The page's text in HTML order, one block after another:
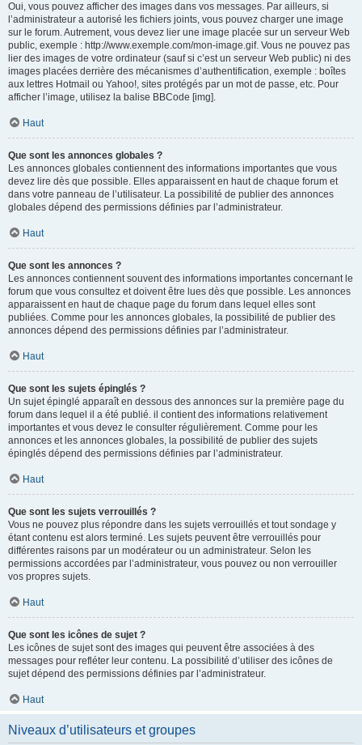
Oui, vous pouvez afficher des images dans vos messages. Par ailleurs, si
l’administrateur a autorisé les fichiers joints, vous pouvez charger une image
sur le forum. Autrement, vous devez lier une image placée sur un serveur Web
public, exemple : http://www.exemple.com/mon-image.gif. Vous ne pouvez pas
lier des images de votre ordinateur (sauf si c’est un serveur Web public) ni des
images placées derrière des mécanismes d’authentification, exemple : boîtes
aux lettres Hotmail ou Yahoo!, sites protégés par un mot de passe, etc. Pour
afficher l’image, utilisez la balise BBCode [img].
Haut
Que sont les annonces globales ?
Les annonces globales contiennent des informations importantes que vous
devez lire dès que possible. Elles apparaissent en haut de chaque forum et
dans votre panneau de l’utilisateur. La possibilité de publier des annonces
globales dépend des permissions définies par l’administrateur.
Haut
Que sont les annonces ?
Les annonces contiennent souvent des informations importantes concernant le
forum que vous consultez et doivent être lues dès que possible. Les annonces
apparaissent en haut de chaque page du forum dans lequel elles sont
publiées. Comme pour les annonces globales, la possibilité de publier des
annonces dépend des permissions définies par l’administrateur.
Haut
Que sont les sujets épinglés ?
Un sujet épinglé apparaît en dessous des annonces sur la première page du
forum dans lequel il a été publié. il contient des informations relativement
importantes et vous devez le consulter régulièrement. Comme pour les
annonces et les annonces globales, la possibilité de publier des sujets
épinglés dépend des permissions définies par l’administrateur.
Haut
Que sont les sujets verrouillés ?
Vous ne pouvez plus répondre dans les sujets verrouillés et tout sondage y
étant contenu est alors terminé. Les sujets peuvent être verrouillés pour
différentes raisons par un modérateur ou un administrateur. Selon les
permissions accordées par l’administrateur, vous pouvez ou non verrouiller
vos propres sujets.
Haut
Que sont les icônes de sujet ?
Les icônes de sujet sont des images qui peuvent être associées à des
messages pour refléter leur contenu. La possibilité d’utiliser des icônes de
sujet dépend des permissions définies par l’administrateur.
Haut
Niveaux d’utilisateurs et groupes